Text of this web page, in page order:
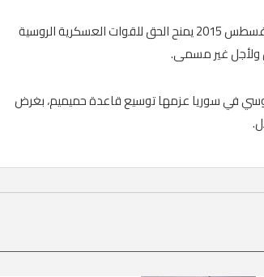
وقد وقعت روسيا اتفاقا مع نظام الحكم بدمشق في أغسطس 2015 يمنح الحق للقوات العسكرية الروسية
غير مسمى.
في سوريا عزمها توسيع قاعدة حميميم، بغرض